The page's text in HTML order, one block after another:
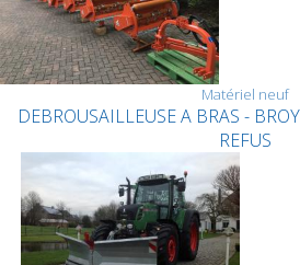
Matériel neuf
DEBROUSAILLEUSE A BRAS -
REFUS